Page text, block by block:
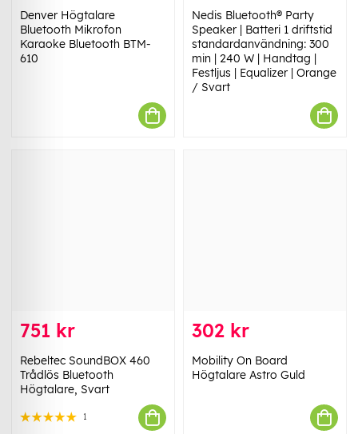
Denver Högtalare
Bluetooth Mikrofon
Karaoke Bluetooth BTM-
610
Nedis Bluetooth® Party
Speaker | Batteri 1 driftstid
standardanvändning: 300
min | 240 W | Handtag |
Festljus | Equalizer | Orange
/ Svart
751 kr
Rebeltec SoundBOX 460
Trådlös Bluetooth
Högtalare, Svart
1
302 kr
Mobility On Board
Högtalare Astro Guld